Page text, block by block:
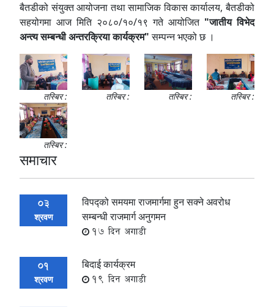
बैतडीको संयुक्त आयोजना तथा सामाजिक विकास कार्यालय, बैतडीको
सहयोगमा आज मिति २०८०/१०/१९ गते आयोजित "जातीय विभेद
अन्त्य सम्बन्धी अन्तरक्रिया कार्यक्रम"सम्पन्न भएको छ ।
तस्बिर : तस्बिर : तस्बिर : तस्बिर :
तस्बिर :
समाचार
03
श्रवण
विपद्को समयमा राजमार्गमा हुन सक्ने अवरोध
सम्बन्धी राजमार्ग अनुगमन
17 दिन अगाडी
01
श्रवण
बिदाई कार्यक्रम
19 दिन अगाडी